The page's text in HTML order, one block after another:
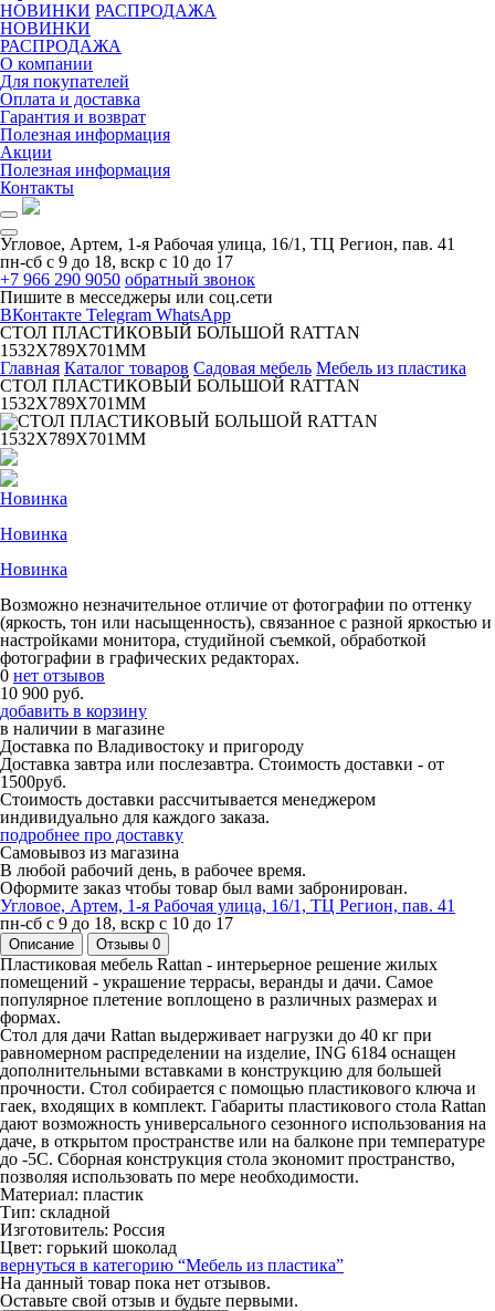
НОВИНКИ РАСПРОДАЖА
НОВИНКИ
РАСПРОДАЖА
О компании
Для покупателей
Оплата и доставка
Гарантия и возврат
Полезная информация
Акции
Полезная информация
Контакты
Угловое, Артем, ​1-я Рабочая улица, 16/1, ТЦ Регион, пав. 41
пн-сб с 9 до 18, вскр с 10 до 17
+7 966 290 9050 обратный звонок
Пишите в месседжеры или соц.сети
ВКонтакте Telegram WhatsApp
СТОЛ ПЛАСТИКОВЫЙ БОЛЬШОЙ RATTAN
1532Х789Х701ММ
Главная Каталог товаров Садовая мебель Мебель из пластика
СТОЛ ПЛАСТИКОВЫЙ БОЛЬШОЙ RATTAN
1532Х789Х701ММ
Новинка
Новинка
Новинка
Возможно незначительное отличие от фотографии по оттенку
(яркость, тон или насыщенность), связанное с разной яркостью и
настройками монитора, студийной съемкой, обработкой
фотографии в графических редакторах.
0 нет отзывов
10 900 руб.
добавить в корзину
в наличии в магазине
Доставка по Владивостоку и пригороду
Доставка завтра или послезавтра. Стоимость доставки - от
1500руб.
Стоимость доставки рассчитывается менеджером
индивидуально для каждого заказа.
подробнее про доставку
Самовывоз из магазина
В любой рабочий день, в рабочее время.
Оформите заказ чтобы товар был вами забронирован.
Угловое, Артем, ​1-я Рабочая улица, 16/1, ТЦ Регион, пав. 41
пн-сб с 9 до 18, вскр с 10 до 17
Описание Отзывы 0
Пластиковая мебель Rattan - интерьерное решение жилых
помещений - украшение террасы, веранды и дачи. Самое
популярное плетение воплощено в различных размерах и
формах.
Стол для дачи Rattan выдерживает нагрузки до 40 кг при
равномерном распределении на изделие, ING 6184 оснащен
дополнительными вставками в конструкцию для большей
прочности. Стол собирается с помощью пластикового ключа и
гаек, входящих в комплект. Габариты пластикового стола Rattan
дают возможность универсального сезонного использования на
даче, в открытом пространстве или на балконе при температуре
до -5С. Сборная конструкция стола экономит пространство,
позволяя использовать по мере необходимости.
Материал: пластик
Тип: складной
Изготовитель: Россия
Цвет: горький шоколад
вернуться в категорию “Мебель из пластика”
На данный товар пока нет отзывов.
Оставьте свой отзыв и будьте первыми.